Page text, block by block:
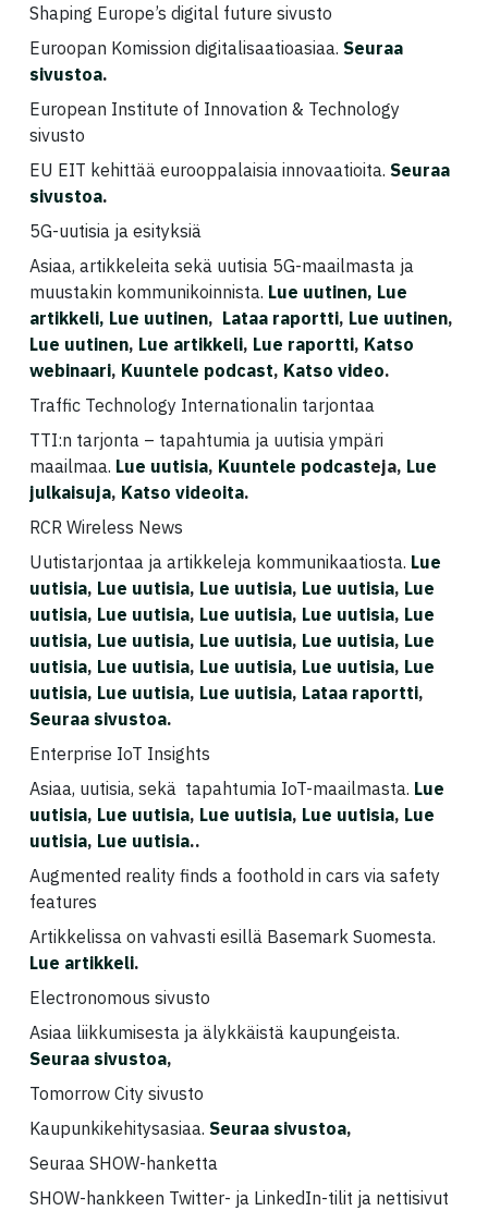
Shaping Europe’s digital future sivusto
Euroopan Komission digitalisaatioasiaa. Seuraa
sivustoa.
European Institute of Innovation & Technology
sivusto
EU EIT kehittää eurooppalaisia innovaatioita. Seuraa
sivustoa.
5G-uutisia ja esityksiä
Asiaa, artikkeleita sekä uutisia 5G-maailmasta ja
muustakin kommunikoinnista. Lue uutinen, Lue
artikkeli, Lue uutinen, Lataa raportti, Lue uutinen,
Lue uutinen, Lue artikkeli, Lue raportti, Katso
webinaari, Kuuntele podcast, Katso video.
Traffic Technology Internationalin tarjontaa
TTI:n tarjonta – tapahtumia ja uutisia ympäri
maailmaa. Lue uutisia, Kuuntele podcasteja, Lue
julkaisuja, Katso videoita.
RCR Wireless News
Uutistarjontaa ja artikkeleja kommunikaatiosta. Lue
uutisia, Lue uutisia, Lue uutisia, Lue uutisia, Lue
uutisia, Lue uutisia, Lue uutisia, Lue uutisia, Lue
uutisia, Lue uutisia, Lue uutisia, Lue uutisia, Lue
uutisia, Lue uutisia, Lue uutisia, Lue uutisia, Lue
uutisia, Lue uutisia, Lue uutisia, Lataa raportti,
Seuraa sivustoa.
Enterprise IoT Insights
Asiaa, uutisia, sekä tapahtumia IoT-maailmasta. Lue
uutisia, Lue uutisia, Lue uutisia, Lue uutisia, Lue
uutisia, Lue uutisia..
Augmented reality finds a foothold in cars via safety
features
Artikkelissa on vahvasti esillä Basemark Suomesta.
Lue artikkeli.
Electronomous sivusto
Asiaa liikkumisesta ja älykkäistä kaupungeista.
Seuraa sivustoa,
Tomorrow City sivusto
Kaupunkikehitysasiaa. Seuraa sivustoa,
Seuraa SHOW-hanketta
SHOW-hankkeen Twitter- ja LinkedIn-tilit ja nettisivut